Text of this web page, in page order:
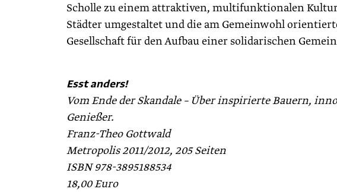
Scholle zu einem attraktiven, multifunktionalen
Städter umgestaltet und die am Gemeinwohl
Gesellschaft für den Aufbau einer solidarischen
Esst anders!
Vom Ende der Skandale – Über in­spirierte Bauern,
Genießer.
Franz-Theo Gottwald
Metropolis 2011/2012, 205 Seiten
ISBN 978-3895188534
18,00 Euro